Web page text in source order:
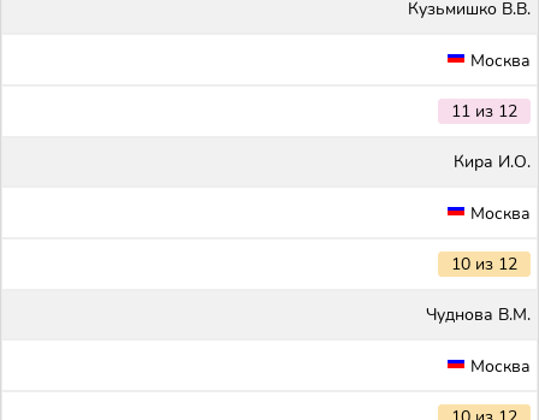
Кузьмишко В.В.
Москва
11 из 12
Кира И.О.
Москва
10 из 12
Чуднова В.М.
Москва